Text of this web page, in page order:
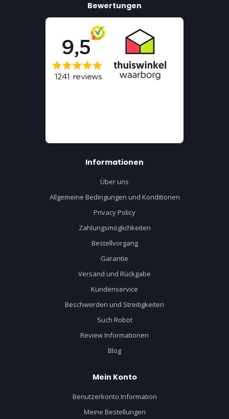
Bewertungen
Informationen
Über uns
Allgemeine Bedingungen und Konditionen
Privacy Policy
Zahlungsmöglichkeiten
Bestellvorgang
Garantie
Versand und Rückgabe
Kundenservice
Beschwerden und Streitigkeiten
Such Robot
Review Informationen
Blog
Mein Konto
Benutzerkonto Information
Meine Bestellungen